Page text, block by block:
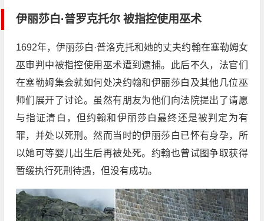
伊丽莎白·普罗克托尔 被指控使用巫术
1692年，伊丽莎白·普洛克托和她的丈夫约翰在塞勒姆女
巫审判中被指控使用巫术遭到逮捕。此后不久，法官们
在塞勒姆集会就如何处决约翰和伊丽莎白及其他几位巫
师们展开了讨论。虽然有朋友为他们向法院提出了请愿
与指证清白，但约翰和伊丽莎白最终还是被判定为有
罪，并处以死刑。然而当时的伊丽莎白已怀有身孕，所
以她可等婴儿出生后再被处死。约翰也曾试图争取获得
暂缓执行死刑待遇，但没有成功。